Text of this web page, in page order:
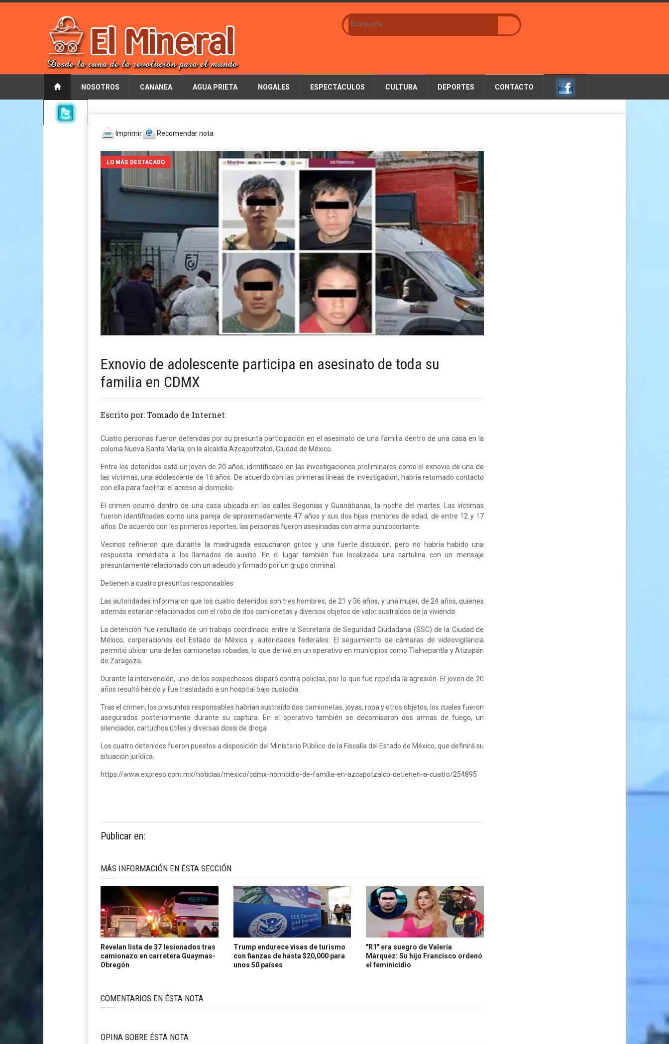
NOSOTROS CANANEA AGUA PRIETA NOGALES ESPECTÁCULOS CULTURA DEPORTES CONTACTO
Imprimir Recomendar nota
LO MÁS DESTACADO
Exnovio de adolescente participa en asesinato de toda su
familia en CDMX
Escrito por: Tomado de Internet
Cuatro personas fueron detenidas por su presunta participación en el asesinato de una familia dentro de una casa en la
colonia Nueva Santa María, en la alcaldía Azcapotzalco, Ciudad de México.
Entre los detenidos está un joven de 20 años, identificado en las investigaciones preliminares como el exnovio de una de
las víctimas, una adolescente de 16 años. De acuerdo con las primeras líneas de investigación, habría retomado contacto
con ella para facilitar el acceso al domicilio.
El crimen ocurrió dentro de una casa ubicada en las calles Begonias y Guanábanas, la noche del martes. Las víctimas
fueron identificadas como una pareja de aproximadamente 47 años y sus dos hijas menores de edad, de entre 12 y 17
años. De acuerdo con los primeros reportes, las personas fueron asesinadas con arma punzocortante.
Vecinos refirieron que durante la madrugada escucharon gritos y una fuerte discusión, pero no habría habido una
respuesta inmediata a los llamados de auxilio. En el lugar también fue localizada una cartulina con un mensaje
presuntamente relacionado con un adeudo y firmado por un grupo criminal.
Detienen a cuatro presuntos responsables
Las autoridades informaron que los cuatro detenidos son tres hombres, de 21 y 36 años, y una mujer, de 24 años, quienes
además estarían relacionados con el robo de dos camionetas y diversos objetos de valor sustraídos de la vivienda.
La detención fue resultado de un trabajo coordinado entre la Secretaría de Seguridad Ciudadana (SSC) de la Ciudad de
México, corporaciones del Estado de México y autoridades federales. El seguimiento de cámaras de videovigilancia
permitió ubicar una de las camionetas robadas, lo que derivó en un operativo en municipios como Tlalnepantla y Atizapán
de Zaragoza.
Durante la intervención, uno de los sospechosos disparó contra policías, por lo que fue repelida la agresión. El joven de 20
años resultó herido y fue trasladado a un hospital bajo custodia.
Tras el crimen, los presuntos responsables habrían sustraído dos camionetas, joyas, ropa y otros objetos, los cuales fueron
asegurados posteriormente durante su captura. En el operativo también se decomisaron dos armas de fuego, un
silenciador, cartuchos útiles y diversas dosis de droga.
Los cuatro detenidos fueron puestos a disposición del Ministerio Público de la Fiscalía del Estado de México, que definirá su
situación jurídica.
https://www.expreso.com.mx/noticias/mexico/cdmx-homicidio-de-familia-en-azcapotzalco-detienen-a-cuatro/254895
Publicar en:
MÁS INFORMACIÓN EN ÉSTA SECCIÓN
Revelan lista de 37 lesionados tras
camionazo en carretera Guaymas-
Obregón
Trump endurece visas de turismo
con fianzas de hasta $20,000 para
unos 50 países
"R1" era suegro de Valeria
Márquez: Su hijo Francisco ordenó
el feminicidio
COMENTARIOS EN ÉSTA NOTA
OPINA SOBRE ÉSTA NOTA